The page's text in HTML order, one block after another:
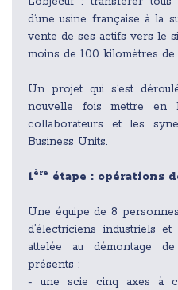
d’une usine française à la
vente de ses actifs vers le
moins de 100 kilomètres de
Un projet qui s’est
nouvelle fois mettre en
collaborateurs et les
Business Units.
1ère étape : opérations
Une équipe de 8
d’électriciens industriels
attelée au démontage
présents :
- une scie cinq axes à